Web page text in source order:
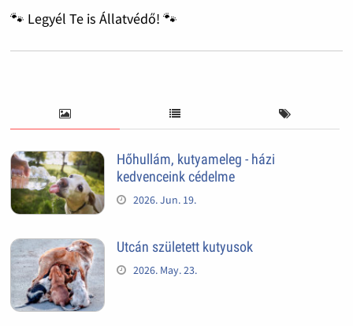
🐾 Legyél Te is Állatvédő! 🐾
Hőhullám, kutyameleg - házi
kedvenceink cédelme
2026. Jun. 19.
Utcán született kutyusok
2026. May. 23.